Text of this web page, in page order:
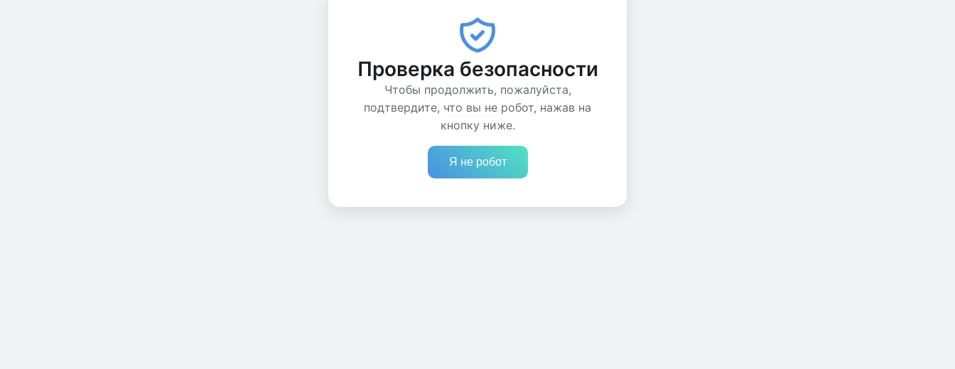
Проверка безопасности
Чтобы продолжить, пожалуйста,
подтвердите, что вы не робот, нажав на
кнопку ниже.
Я не робот